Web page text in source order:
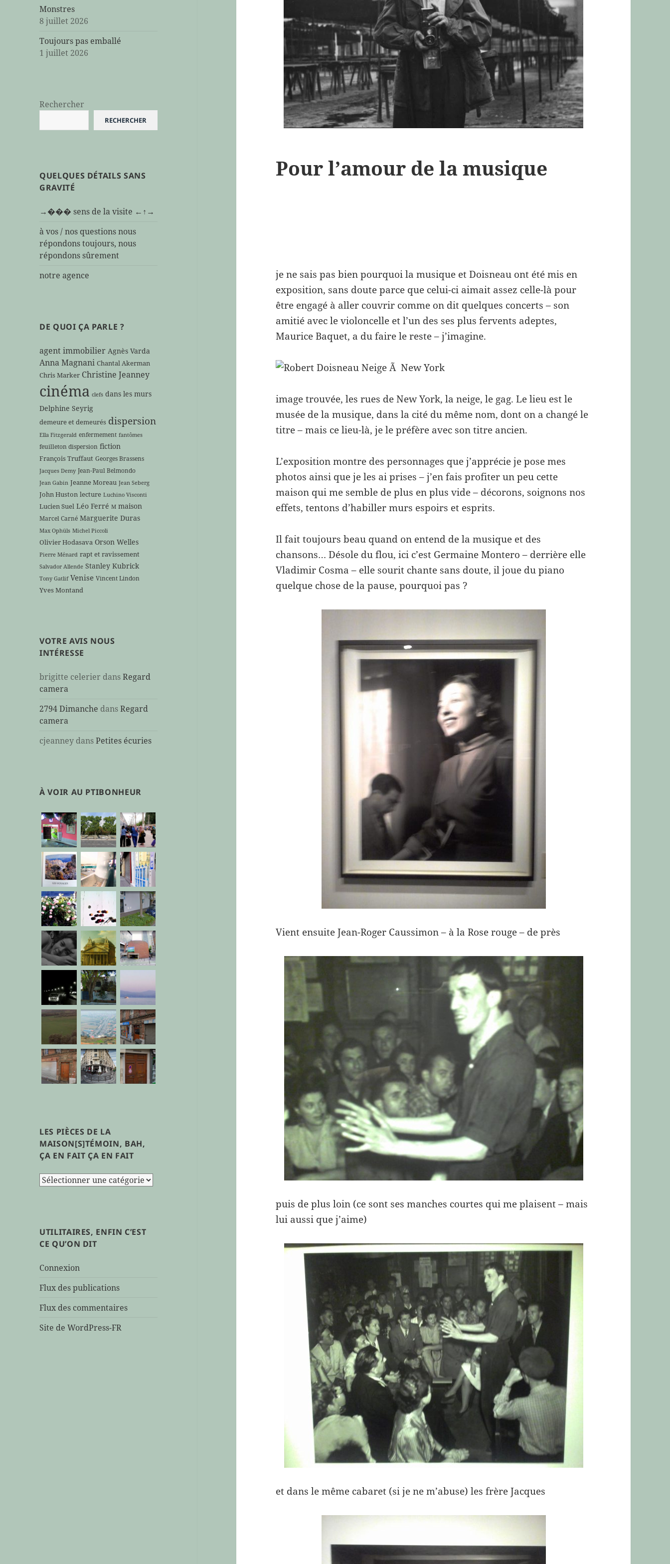
Monstres
8 juillet 2026
Toujours pas emballé
1 juillet 2026
Rechercher
RECHERCHER
QUELQUES DÉTAILS SANS
GRAVITÉ
→��� sens de la visite ←↑→
à vos / nos questions nous
répondons toujours, nous
répondons sûrement
notre agence
DE QUOI ÇA PARLE ?
agent immobilier Agnès Varda
Anna Magnani Chantal Akerman
Chris Marker Christine Jeanney
cinéma clefs dans les murs
Delphine Seyrig
demeure et demeurés dispersion
Ella Fitzgerald enfermement fantômes
feuilleton dispersion fiction
François Truffaut Georges Brassens
Jacques Demy Jean-Paul Belmondo
Jean Gabin Jeanne Moreau Jean Seberg
John Huston lecture Luchino Visconti
Lucien Suel Léo Ferré M maison
Marcel Carné Marguerite Duras
Max Ophüls Michel Piccoli
Olivier Hodasava Orson Welles
Pierre Ménard rapt et ravissement
Salvador Allende Stanley Kubrick
Tony Gatlif Venise Vincent Lindon
Yves Montand
VOTRE AVIS NOUS
INTÉRESSE
brigitte celerier dansRegard
camera
2794 Dimanche dansRegard
camera
cjeanney dansPetites écuries
À VOIR AU PTIBONHEUR
LES PIÈCES DE LA
MAISON[S]TÉMOIN, BAH,
ÇA EN FAIT ÇA EN FAIT
les
maison[s]témoin,
bah,
en
ça
fait
UTILITAIRES, ENFIN C’EST
CE QU’ON DIT
Connexion
Flux des publications
Flux des commentaires
Site de WordPress-FR
Pour l’amour de la musique
je ne sais pas bien pourquoi la musique et Doisneau ont été mis en
exposition, sans doute parce que celui-ci aimait assez celle-là pour
être engagé à aller couvrir comme on dit quelques concerts – son
amitié avec le violoncelle et l’un des ses plus fervents adeptes,
Maurice Baquet, a du faire le reste – j’imagine.
image trouvée, les rues de New York, la neige, le gag. Le lieu est le
musée de la musique, dans la cité du même nom, dont on a changé le
titre – mais ce lieu-là, je le préfère avec son titre ancien.
L’exposition montre des personnages que j’apprécie je pose mes
photos ainsi que je les ai prises – j’en fais profiter un peu cette
maison qui me semble de plus en plus vide – décorons, soignons nos
effets, tentons d’habiller murs espoirs et esprits.
Il fait toujours beau quand on entend de la musique et des
chansons… Désole du flou, ici c’est Germaine Montero – derrière elle
Vladimir Cosma – elle sourit chante sans doute, il joue du piano
quelque chose de la pause, pourquoi pas ?
Vient ensuite Jean-Roger Caussimon – à la Rose rouge – de près
puis de plus loin (ce sont ses manches courtes qui me plaisent – mais
lui aussi que j’aime)
et dans le même cabaret (si je ne m’abuse) les frère Jacques